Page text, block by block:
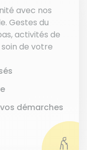
avec nos
Gestes du
activités de
de votre
démarches